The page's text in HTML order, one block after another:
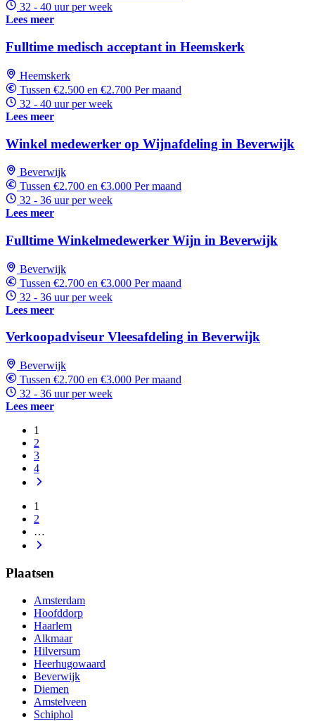
32 - 40 uur per week
Lees meer
Fulltime medisch acceptant in Heemskerk
Heemskerk
Tussen €2.500 en €2.700 Per maand
32 - 40 uur per week
Lees meer
Winkel medewerker op Wijnafdeling in Beverwijk
Beverwijk
Tussen €2.700 en €3.000 Per maand
32 - 36 uur per week
Lees meer
Fulltime Winkelmedewerker Wijn in Beverwijk
Beverwijk
Tussen €2.700 en €3.000 Per maand
32 - 36 uur per week
Lees meer
Verkoopadviseur Vleesafdeling in Beverwijk
Beverwijk
Tussen €2.700 en €3.000 Per maand
32 - 36 uur per week
Lees meer
1
2
3
4
1
2
…
Plaatsen
Amsterdam
Hoofddorp
Haarlem
Alkmaar
Hilversum
Heerhugowaard
Beverwijk
Diemen
Amstelveen
Schiphol